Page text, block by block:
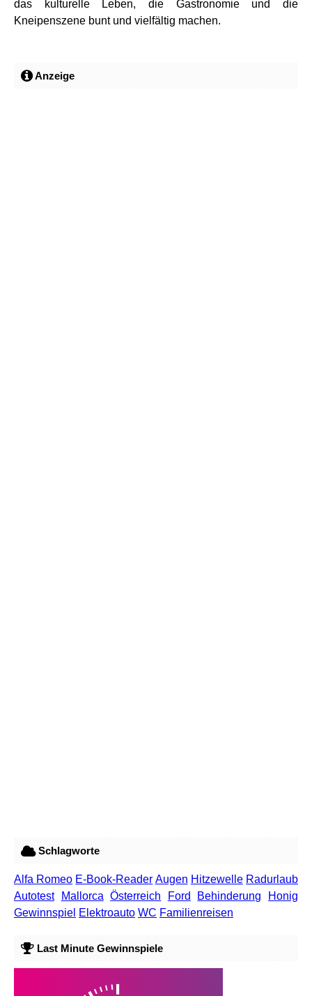
das kulturelle Leben, die Gastronomie und die
Kneipenszene bunt und vielfältig machen.
Anzeige
Schlagworte
Alfa Romeo E-Book-Reader Augen Hitzewelle Radurlaub
Autotest
Mallorca Österreich Ford Behinderung
Honig
Gewinnspiel Elektroauto WC Familienreisen
Last Minute Gewinnspiele